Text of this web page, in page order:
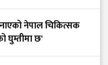
नेपाल चिकित्सक
घुम्तीमा छ'